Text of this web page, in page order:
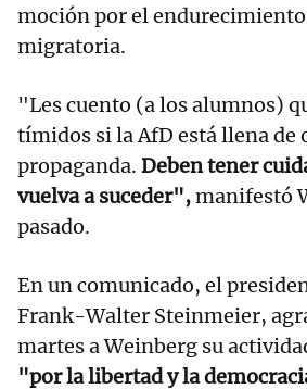
moción por el
migratoria.
"Les cuento (a los alumnos)
tímidos si la AfD está llena de
propaganda. Deben tener
vuelva a suceder",manifestó
pasado.
En un comunicado, el
Frank-Walter Steinmeier,
martes a Weinberg su
"por la libertad y la